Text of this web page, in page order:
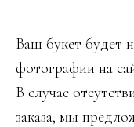
Ваш букет будет
фотографии на
В случае
заказа, мы